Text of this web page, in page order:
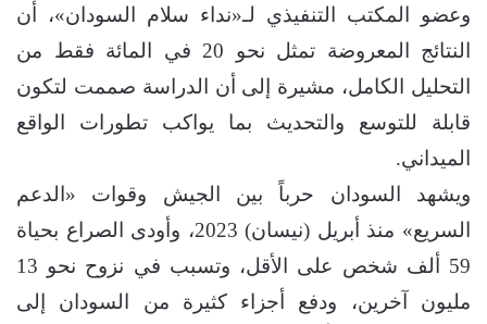
وعضو المكتب التنفيذي لـ«نداء سلام السودان»، أن
النتائج المعروضة تمثل نحو 20 في المائة فقط من
التحليل الكامل، مشيرة إلى أن الدراسة صممت لتكون
قابلة للتوسع والتحديث بما يواكب تطورات الواقع
الميداني.
ويشهد السودان حرباً بين الجيش وقوات «الدعم
السريع» منذ أبريل (نيسان) 2023، وأودى الصراع بحياة
59 ألف شخص على الأقل، وتسبب في نزوح نحو 13
مليون آخرين، ودفع أجزاء كثيرة من السودان إلى